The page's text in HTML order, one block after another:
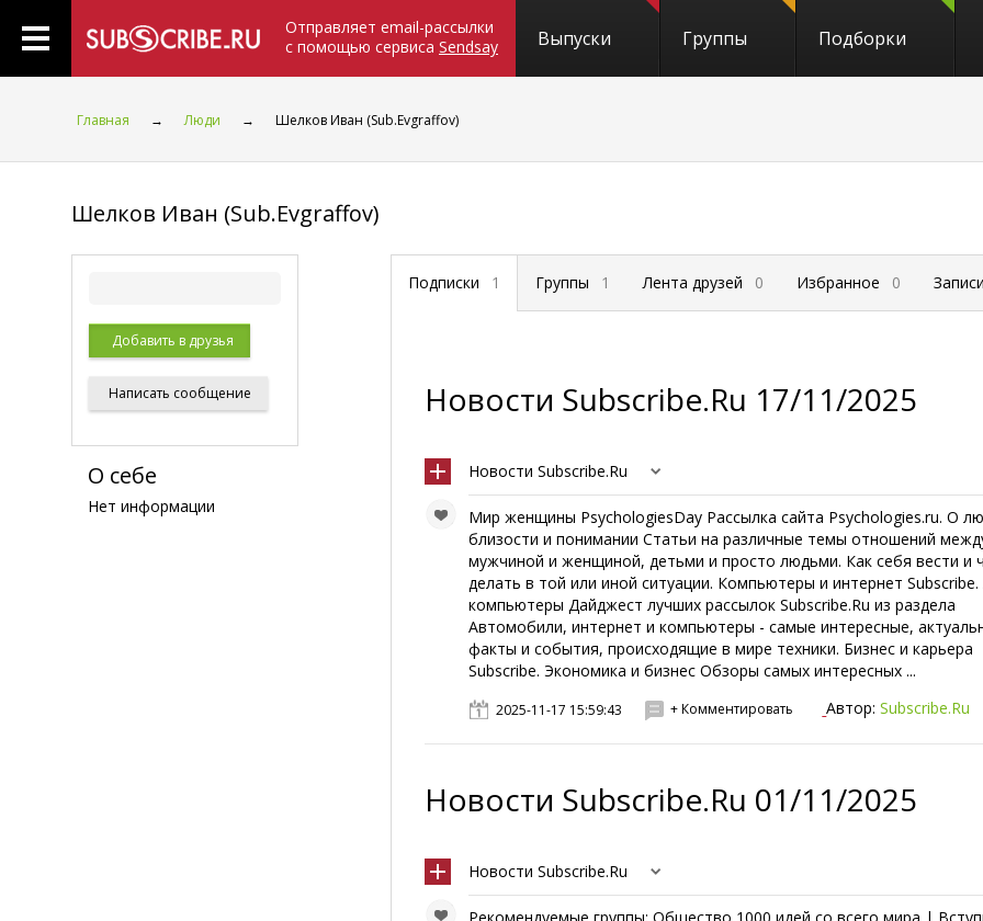
Отправляет email-рассылки
с помощью сервиса Sendsay Выпуски Группы Подборки
Главная → Люди → Шелков Иван (Sub.Evgraffov)
Шелков Иван (Sub.Evgraffov)
Добавить в друзья
Написать сообщение
О себе
Нет информации
Подписки 1 Группы 1 Лента друзей 0 Избранное 0 Записи
Новости Subscribe.Ru 17/11/2025
Новости Subscribe.Ru
Мир женщины PsychologiesDay Рассылка сайта Psychologies.ru. О
близости и понимании Статьи на различные темы отношений
мужчиной и женщиной, детьми и просто людьми. Как себя вести и
делать в той или иной ситуации. Компьютеры и интернет
компьютеры Дайджест лучших рассылок Subscribe.Ru из раздела
Автомобили, интернет и компьютеры - самые интересные,
факты и события, происходящие в мире техники. Бизнес и карьера
Subscribe. Экономика и бизнес Обзоры самых интересных ...
2025-11-17 15:59:43 + Комментировать Автор:Subscribe.Ru
Новости Subscribe.Ru 01/11/2025
Новости Subscribe.Ru